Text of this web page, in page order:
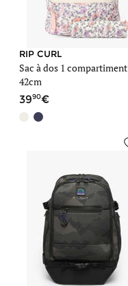
RIP CURL
Sac à dos 1 compartiment
42cm
3990